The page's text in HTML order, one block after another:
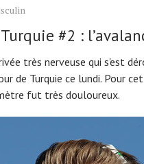
#2 :
très nerveuse qui s'est
de Turquie ce lundi. Pour
fut très douloureux.